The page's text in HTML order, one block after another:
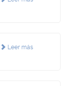
Leer más